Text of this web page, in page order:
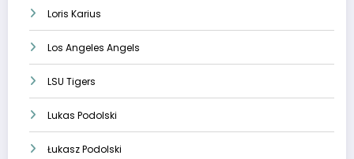
Loris Karius
Los Angeles Angels
LSU Tigers
Lukas Podolski
Łukasz Podolski